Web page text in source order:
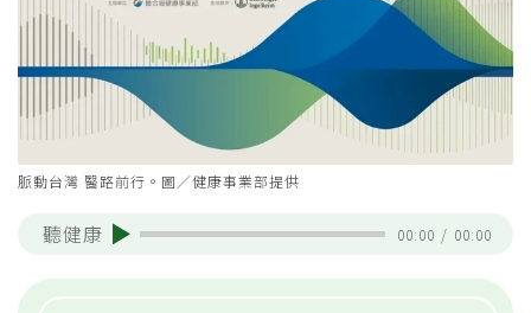
脈動台灣 醫路前行。圖／健康事業部提供
聽健康 00:00 / 00:00